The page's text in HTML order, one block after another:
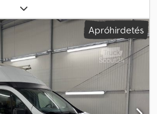
, gumiabroncs állapota:
egyéb, Szerszámok: oldalirányú eltoló,
3. hidraulikacső, 4. hidraulikacső,
műszaki előírásai), zárt fülke, CE
tükör, körlámpa, ablaktörlő,
műhelyben ellenőrizve, a
megfelelően átvizsgálva. Dedpfx Ajztf
Apróhirdetés